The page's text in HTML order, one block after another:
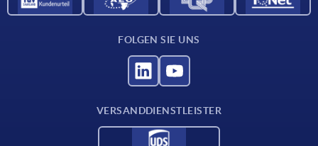
FOLGEN SIE UNS
VERSANDDIENSTLEISTER